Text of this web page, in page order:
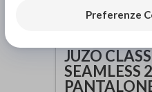
JUZO
SEAMLESS
Preferenze